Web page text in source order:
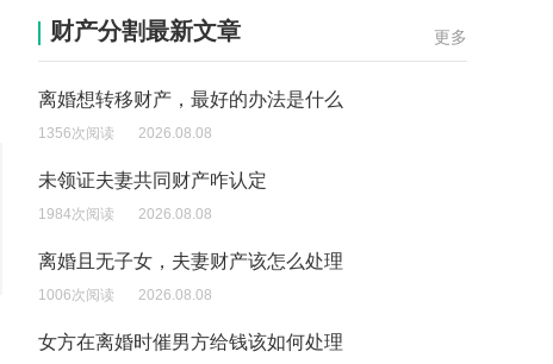
更多
财产分割最新文章
离婚想转移财产，最好的办法是什么
1356次阅读 2026.08.08
未领证夫妻共同财产咋认定
1984次阅读 2026.08.08
离婚且无子女，夫妻财产该怎么处理
1006次阅读 2026.08.08
女方在离婚时催男方给钱该如何处理